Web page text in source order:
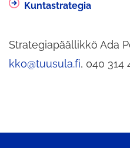
Kuntastrategia
Strategiapäällikkö Ada
kko@tuusula.fi, 040 314